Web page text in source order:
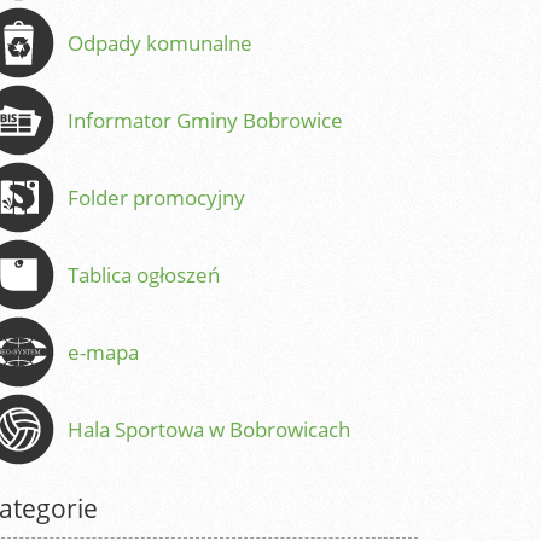
Odpady komunalne
Informator Gminy Bobrowice
Folder promocyjny
Tablica ogłoszeń
e-mapa
Hala Sportowa w Bobrowicach